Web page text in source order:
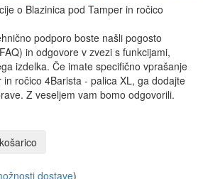
o Blazinica pod Tamper in ročico
podporo boste našli pogosto
in odgovore v zvezi s funkcijami,
izdelka. Če imate specifično vprašanje
ročico 4Barista - palica XL, ga dodajte
Z veseljem vam bomo odgovorili.
dostave)